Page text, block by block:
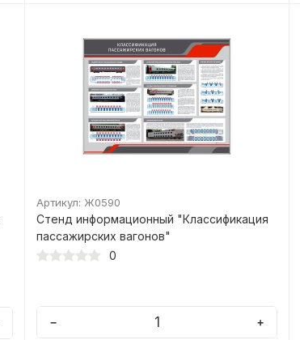
Артикул: Ж0590
Стенд информационный "Классификация
пассажирских вагонов"
0
− +